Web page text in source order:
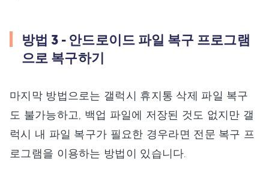
방법 3 - 안드로이드 파일 복구 프로그램
으로 복구하기
마지막 방법으로는 갤럭시 휴지통 삭제 파일 복구
도 불가능하고, 백업 파일에 저장된 것도 없지만 갤
럭시 내 파일 복구가 필요한 경우라면 전문 복구 프
로그램을 이용하는 방법이 있습니다.